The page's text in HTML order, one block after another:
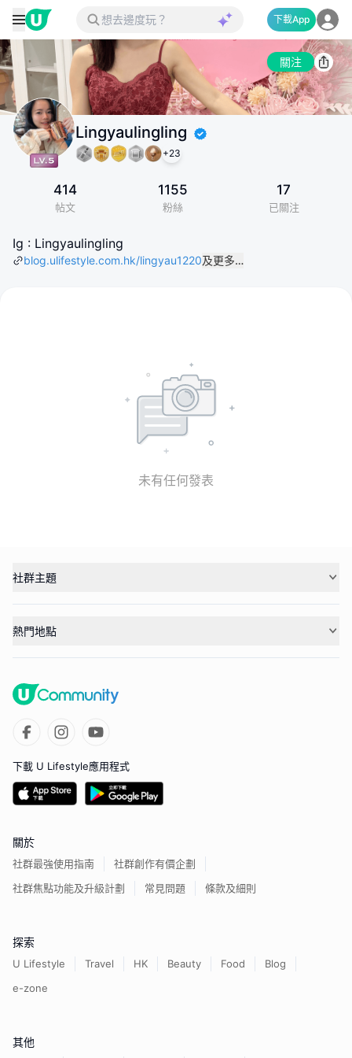
下載App
關注
Lingyaulingling
+23
414
帖文
1155
粉絲
17
已關注
Ig : Lingyaulingling
blog.ulifestyle.com.hk/lingyau1220及更多…
未有任何發表
社群主題
熱門地點
下載 U Lifestyle應用程式
關於
社群最強使用指南
社群創作有價企劃
社群焦點功能及升級計劃
常見問題 條款及細則
探索
U Lifestyle Travel HK Beauty Food
Blog
e-zone
其他